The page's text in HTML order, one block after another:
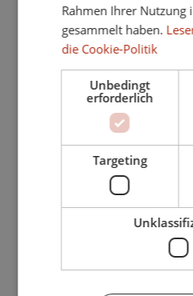
Nähe Golfplatz
Fitness
Sicherheitseingang
Doppelverglasung
Türkisches Bad
Zugang für Behinderte
Rahmen Ihrer Nutzung
gesammelt haben.
die Cookie-Politik
Unbedingt
erforderlich
Targeting